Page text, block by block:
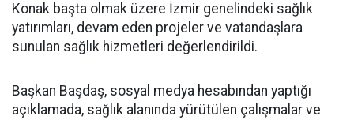
Konak başta olmak üzere İzmir genelindeki sağlık
yatırımları, devam eden projeler ve vatandaşlara
sunulan sağlık hizmetleri değerlendirildi.
Başkan Başdaş, sosyal medya hesabından yaptığı
açıklamada, sağlık alanında yürütülen çalışmalar ve